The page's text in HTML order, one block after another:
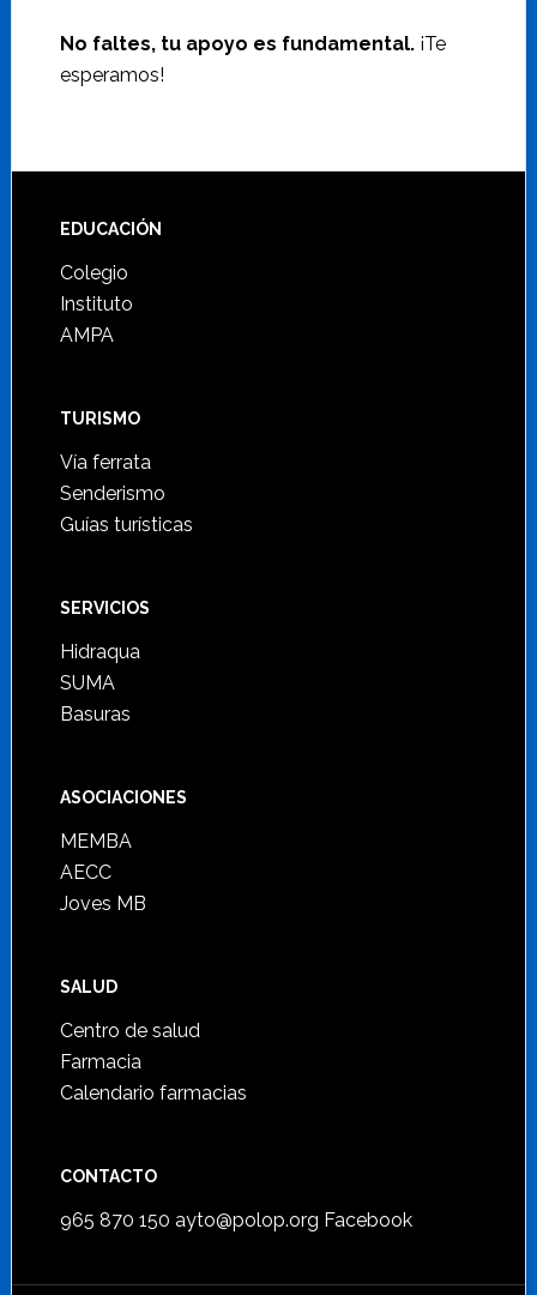
No faltes, tu apoyo es fundamental.¡Te
esperamos!
Footer
EDUCACIÓN
Colegio
Instituto
AMPA
TURISMO
Vía ferrata
Senderismo
Guías turísticas
SERVICIOS
Hidraqua
SUMA
Basuras
ASOCIACIONES
MEMBA
AECC
Joves MB
SALUD
Centro de salud
Farmacia
Calendario farmacias
CONTACTO
965 870 150 ayto@polop.org Facebook